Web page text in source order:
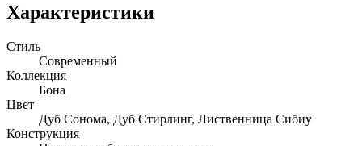
Характеристики
Стиль
Современный
Коллекция
Бона
Цвет
Дуб Сонома, Дуб Стирлинг, Лиственница Сибиу
Конструкция